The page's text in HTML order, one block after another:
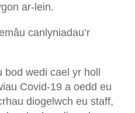
ar-lein.
canlyniadau’r
bod wedi cael yr holl
Covid-19 a oedd eu
diogelwch eu staff,